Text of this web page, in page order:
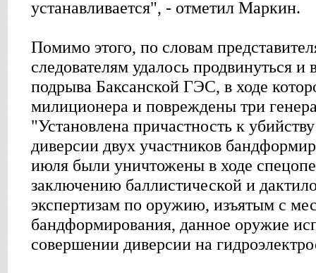
устанавливается", - отметил Маркин.
Помимо этого, по словам
следователям удалось продвинуться и
подрыва Баксанской ГЭС, в ходе
милиционера и повреждены три
"Установлена причастность к
диверсии двух участников
июля были уничтожены в ходе
заключению баллистической и
экспертизам по оружию, изъятым с
бандформирования, данное оружие
совершении диверсии на